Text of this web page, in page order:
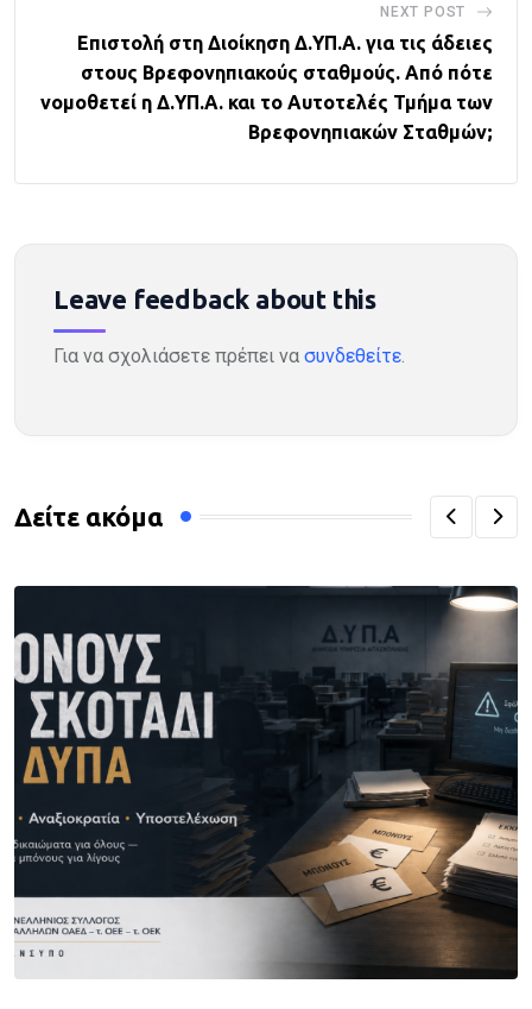
NEXT POST
Επιστολή στη Διοίκηση Δ.ΥΠ.Α. για τις άδειες
στους Βρεφονηπιακούς σταθμούς. Από πότε
νομοθετεί η Δ.ΥΠ.Α. και το Αυτοτελές Τμήμα των
Βρεφονηπιακών Σταθμών;
Leave feedback about this
Για να σχολιάσετε πρέπει να συνδεθείτε
Δείτε ακόμα